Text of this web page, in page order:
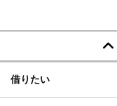
借りたい